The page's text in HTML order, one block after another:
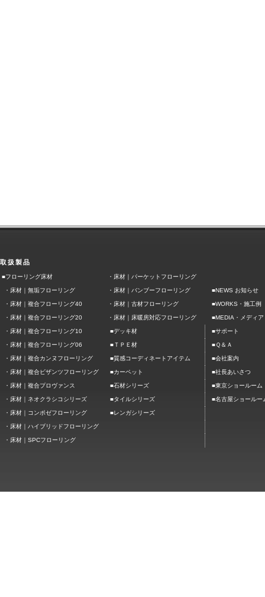
取扱製品
■フローリング床材 ・ 床材｜パーケットフローリング
・ 床材｜無垢フローリング ・ 床材｜バンブーフローリング ■NEWS お知らせ
・ 床材｜複合フローリング40 ・ 床材｜古材フローリング ■WORKS・施工例
・ 床材｜複合フローリング20 ・ 床材｜床暖房対応フローリング ■MEDIA・メディア
・ 床材｜複合フローリング10 ■デッキ材 ■サポート
・ 床材｜複合フローリング06 ■ＴＰＥ材 ■Ｑ＆Ａ
・ 床材｜複合カンヌフローリング ■質感コーディネートアイテム ■会社案内
・ 床材｜複合ビザンツフローリング ■カーペット ■社長あいさつ
・ 床材｜複合プロヴァンス ■石材シリーズ ■東京ショールーム
・ 床材｜ネオクラシコシリーズ ■タイルシリーズ ■名古屋ショールー
・ 床材｜コンポゼフローリング ■レンガシリーズ
・ 床材｜ハイブリッドフローリング
・ 床材｜SPCフローリング